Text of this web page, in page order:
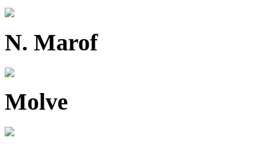
N. Marof
Molve